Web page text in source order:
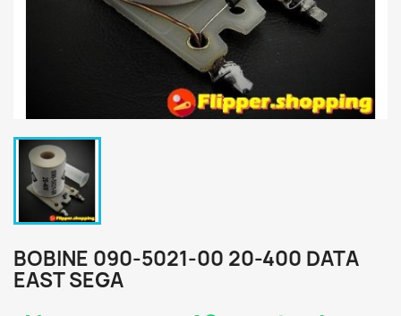
BOBINE 090-5021-00 20-400 DATA
EAST SEGA